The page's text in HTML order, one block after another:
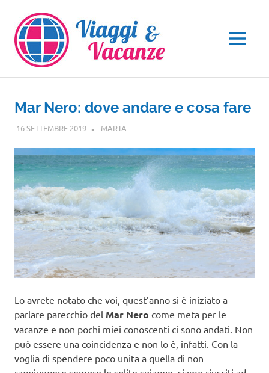
contenuto
MENU
Mar Nero: dove andare e cosa fare
16 SETTEMBRE 2019 MARTA
Lo avrete notato che voi, quest’anno si è iniziato a
parlare parecchio del Mar Nero come meta per le
vacanze e non pochi miei conoscenti ci sono andati. Non
può essere una coincidenza e non lo è, infatti. Con la
voglia di spendere poco unita a quella di non